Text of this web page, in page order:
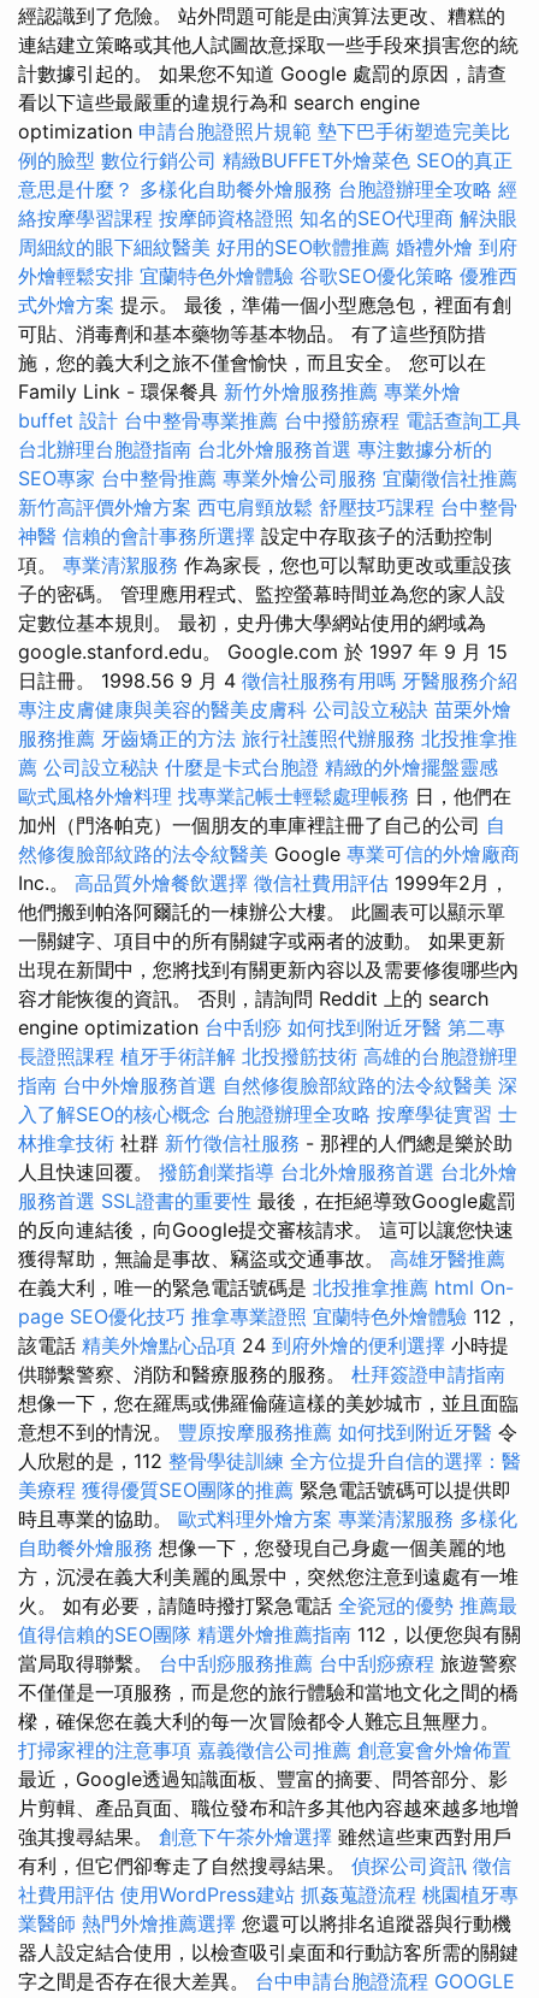
經認識到了危險。 站外問題可能是由演算法更改、糟糕的
連結建立策略或其他人試圖故意採取一些手段來損害您的統
計數據引起的。 如果您不知道 Google 處罰的原因，請查
看以下這些最嚴重的違規行為和 search engine
optimization 申請台胞證照片規範 墊下巴手術塑造完美比
例的臉型 數位行銷公司 精緻BUFFET外燴菜色 SEO的真正
意思是什麼？ 多樣化自助餐外燴服務 台胞證辦理全攻略 經
絡按摩學習課程 按摩師資格證照 知名的SEO代理商 解決眼
周細紋的眼下細紋醫美 好用的SEO軟體推薦 婚禮外燴 到府
外燴輕鬆安排 宜蘭特色外燴體驗 谷歌SEO優化策略 優雅西
式外燴方案 提示。 最後，準備一個小型應急包，裡面有創
可貼、消毒劑和基本藥物等基本物品。 有了這些預防措
施，您的義大利之旅不僅會愉快，而且安全。 您可以在
Family Link - 環保餐具 新竹外燴服務推薦 專業外燴
buffet 設計 台中整骨專業推薦 台中撥筋療程 電話查詢工具
台北辦理台胞證指南 台北外燴服務首選 專注數據分析的
SEO專家 台中整骨推薦 專業外燴公司服務 宜蘭徵信社推薦
新竹高評價外燴方案 西屯肩頸放鬆 舒壓技巧課程 台中整骨
神醫 信賴的會計事務所選擇 設定中存取孩子的活動控制
項。 專業清潔服務 作為家長，您也可以幫助更改或重設孩
子的密碼。 管理應用程式、監控螢幕時間並為您的家人設
定數位基本規則。 最初，史丹佛大學網站使用的網域為
google.stanford.edu。 Google.com 於 1997 年 9 月 15
日註冊。 1998.56 9 月 4 徵信社服務有用嗎 牙醫服務介紹
專注皮膚健康與美容的醫美皮膚科 公司設立秘訣 苗栗外燴
服務推薦 牙齒矯正的方法 旅行社護照代辦服務 北投推拿推
薦 公司設立秘訣 什麼是卡式台胞證 精緻的外燴擺盤靈感
歐式風格外燴料理 找專業記帳士輕鬆處理帳務 日，他們在
加州（門洛帕克）一個朋友的車庫裡註冊了自己的公司 自
然修復臉部紋路的法令紋醫美 Google 專業可信的外燴廠商
Inc.。 高品質外燴餐飲選擇 徵信社費用評估 1999年2月，
他們搬到帕洛阿爾託的一棟辦公大樓。 此圖表可以顯示單
一關鍵字、項目中的所有關鍵字或兩者的波動。 如果更新
出現在新聞中，您將找到有關更新內容以及需要修復哪些內
容才能恢復的資訊。 否則，請詢問 Reddit 上的 search
engine optimization 台中刮痧 如何找到附近牙醫 第二專
長證照課程 植牙手術詳解 北投撥筋技術 高雄的台胞證辦理
指南 台中外燴服務首選 自然修復臉部紋路的法令紋醫美 深
入了解SEO的核心概念 台胞證辦理全攻略 按摩學徒實習 士
林推拿技術 社群 新竹徵信社服務 - 那裡的人們總是樂於助
人且快速回覆。 撥筋創業指導 台北外燴服務首選 台北外燴
服務首選 SSL證書的重要性 最後，在拒絕導致Google處罰
的反向連結後，向Google提交審核請求。 這可以讓您快速
獲得幫助，無論是事故、竊盜或交通事故。 高雄牙醫推薦
在義大利，唯一的緊急電話號碼是 北投推拿推薦 html On-
page SEO優化技巧 推拿專業證照 宜蘭特色外燴體驗 112，
該電話 精美外燴點心品項 24 到府外燴的便利選擇 小時提
供聯繫警察、消防和醫療服務的服務。 杜拜簽證申請指南
想像一下，您在羅馬或佛羅倫薩這樣的美妙城市，並且面臨
意想不到的情況。 豐原按摩服務推薦 如何找到附近牙醫 令
人欣慰的是，112 整骨學徒訓練 全方位提升自信的選擇：醫
美療程 獲得優質SEO團隊的推薦 緊急電話號碼可以提供即
時且專業的協助。 歐式料理外燴方案 專業清潔服務 多樣化
自助餐外燴服務 想像一下，您發現自己身處一個美麗的地
方，沉浸在義大利美麗的風景中，突然您注意到遠處有一堆
火。 如有必要，請隨時撥打緊急電話 全瓷冠的優勢 推薦最
值得信賴的SEO團隊 精選外燴推薦指南 112，以便您與有關
當局取得聯繫。 台中刮痧服務推薦 台中刮痧療程 旅遊警察
不僅僅是一項服務，而是您的旅行體驗和當地文化之間的橋
樑，確保您在義大利的每一次冒險都令人難忘且無壓力。
打掃家裡的注意事項 嘉義徵信公司推薦 創意宴會外燴佈置
最近，Google透過知識面板、豐富的摘要、問答部分、影
片剪輯、產品頁面、職位發布和許多其他內容越來越多地增
強其搜尋結果。 創意下午茶外燴選擇 雖然這些東西對用戶
有利，但它們卻奪走了自然搜尋結果。 偵探公司資訊 徵信
社費用評估 使用WordPress建站 抓姦蒐證流程 桃園植牙專
業醫師 熱門外燴推薦選擇 您還可以將排名追蹤器與行動機
器人設定結合使用，以檢查吸引桌面和行動訪客所需的關鍵
字之間是否存在很大差異。 台中申請台胞證流程 GOOGLE